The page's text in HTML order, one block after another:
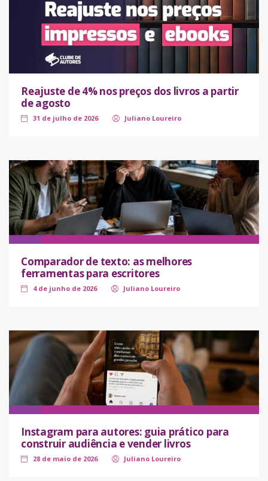
Reajuste de 4% nos preços dos livros a partir
de agosto
31 de julho de 2026 Juliano Loureiro
Comparador de texto: as melhores
ferramentas para escritores
4 de junho de 2026 Juliano Loureiro
Instagram para autores: guia prático para
construir audiência e vender livros
28 de maio de 2026 Juliano Loureiro